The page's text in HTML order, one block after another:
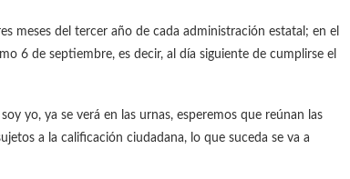
meses del tercer año de cada administración estatal; en el
6 de septiembre, es decir, al día siguiente de cumplirse el
yo, ya se verá en las urnas, esperemos que reúnan las
a la calificación ciudadana, lo que suceda se va a